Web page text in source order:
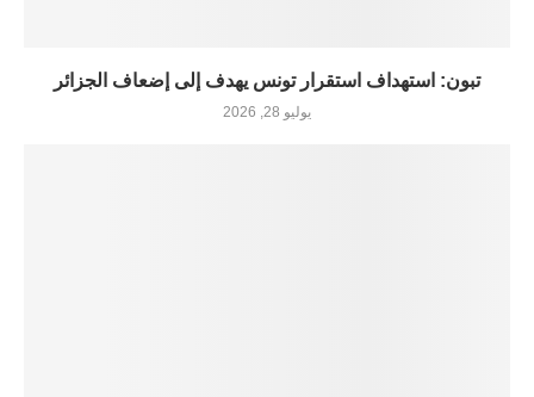
تبون: استهداف استقرار تونس يهدف إلى إضعاف الجزائر
يوليو 28, 2026